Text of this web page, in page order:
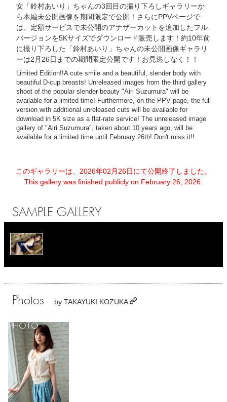
女「鈴村あいり」ちゃんの3回目の撮り下ろしギャラリーか
ら本編未公開画像を期間限定で公開！さらにPPVページで
は、定額サービスで未公開のアナザーカットを追加したフル
バージョンを5Kサイズでダウンロード販売します！約10年前
に撮り下ろした「鈴村あいり」ちゃんの未公開画像ギャラリ
ーは2月26日までの期間限定公開です！お見逃しなく！！
Limited Edition!!A cute smile and a beautiful, slender body with
beautiful D-cup breasts! Unreleased images from the third gallery
shoot of the popular slender beauty "Airi Suzumura" will be
available for a limited time! Furthermore, on the PPV page, the full
version with additional unreleased cuts will be available for
download in 5K size as a flat-rate service! The unreleased image
gallery of "Airi Suzumura", taken about 10 years ago, will be
available for a limited time until February 26th! Don't miss it!!
このギャラリーは、2026年02月26日にて公開終了しました。
This gallery was finished publicly on February 26, 2026.
SAMPLE GALLERY
Photos by TAKAYUKI.KOZUKA